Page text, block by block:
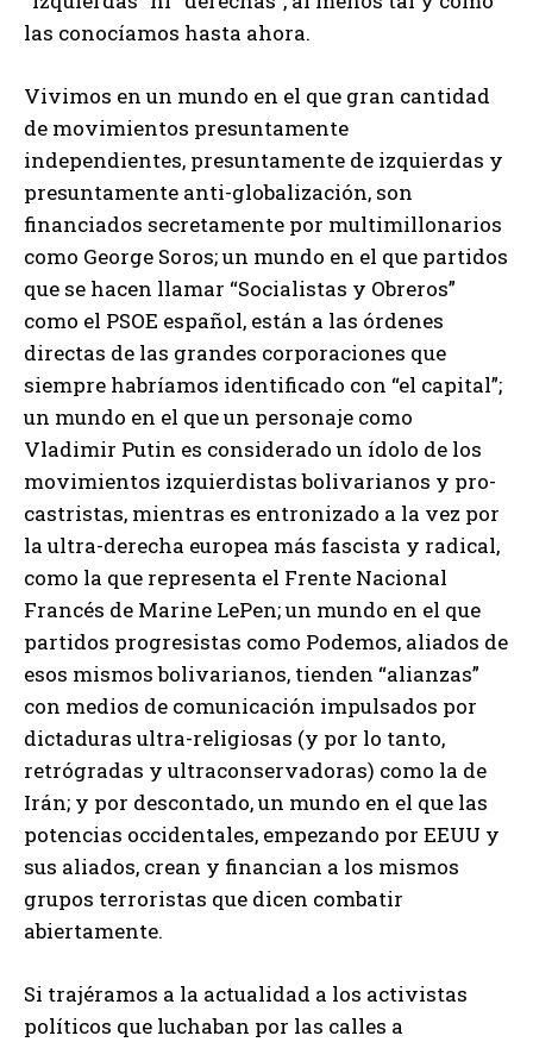
las conocíamos hasta ahora.
Vivimos en un mundo en el que gran cantidad
de movimientos presuntamente
independientes, presuntamente de izquierdas y
presuntamente anti-globalización, son
financiados secretamente por multimillonarios
como George Soros; un mundo en el que partidos
que se hacen llamar “Socialistas y Obreros”
como el PSOE español, están a las órdenes
directas de las grandes corporaciones que
siempre habríamos identificado con “el capital”;
un mundo en el que un personaje como
Vladimir Putin es considerado un ídolo de los
movimientos izquierdistas bolivarianos y pro-
castristas, mientras es entronizado a la vez por
la ultra-derecha europea más fascista y radical,
como la que representa el Frente Nacional
Francés de Marine LePen; un mundo en el que
partidos progresistas como Podemos, aliados de
esos mismos bolivarianos, tienden “alianzas”
con medios de comunicación impulsados por
dictaduras ultra-religiosas (y por lo tanto,
retrógradas y ultraconservadoras) como la de
Irán; y por descontado, un mundo en el que las
potencias occidentales, empezando por EEUU y
sus aliados, crean y financian a los mismos
grupos terroristas que dicen combatir
abiertamente.
Si trajéramos a la actualidad a los activistas
políticos que luchaban por las calles a